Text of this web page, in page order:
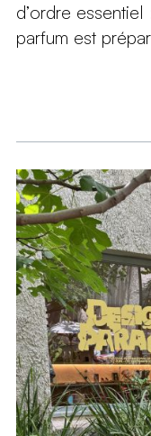
d’ordre
parfum est